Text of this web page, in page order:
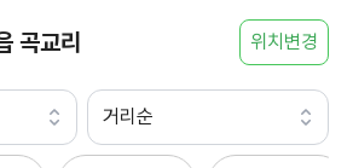
곡교리 위치변경
거리순